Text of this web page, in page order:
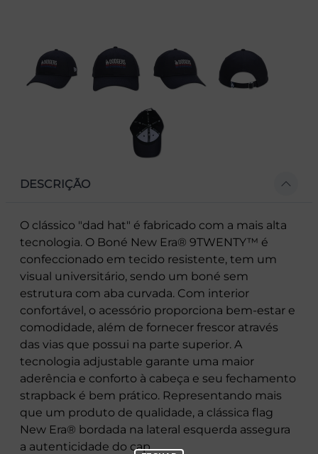
DESCRIÇÃO
O clássico "dad hat" é fabricado com a mais alta
tecnologia. O Boné New Era® 9TWENTY™ é
confeccionado em tecido resistente, tem um
visual universitário, sendo um boné sem
estrutura com aba curvada. Com interior
confortável, o acessório proporciona bem-estar e
comodidade, além de fornecer frescor através
das vias que possui na parte superior. A
tecnologia adjustable garante uma maior
aderência e conforto à cabeça e seu fechamento
strapback é bem prático. Representando mais
que um produto de qualidade, a clássica flag
New Era® bordada na lateral esquerda assegura
a autenticidade do cap.